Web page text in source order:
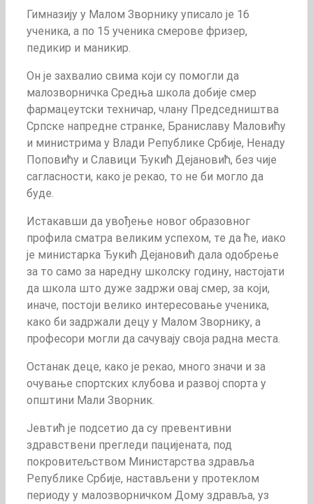
Гимназију у Малом Зворнику уписало је 16
ученика, а по 15 ученика смерове фризер,
педикир и маникир.
Он је захвалио свима који су помогли да
малозворничка Средња школа добије смер
фармацеутски техничар, члану Председништва
Српске напредне странке, Браниславу Маловићу
и министрима у Влади Републике Србије, Ненаду
Поповићу и Славици Ђукић Дејановић, без чије
сагласности, како је рекао, то не би могло да
буде.
Истакавши да увођење новог образовног
профила сматра великим успехом, те да ће, иако
је министарка Ђукић Дејановић дала одобрење
за то само за наредну школску годину, настојати
да школа што дуже задржи овај смер, за који,
иначе, постоји велико интересовање ученика,
како би задржали децу у Малом Зворнику, а
професори могли да сачувају своја радна места.
Останак деце, како је рекао, много значи и за
очување спортских клубова и развој спорта у
општини Мали Зворник.
Јевтић је подсетио да су превентивни
здравствени прегледи пацијената, под
покровитељством Министарства здравља
Републике Србије, настављени у протеклом
периоду у малозворничком Дому здравља, уз